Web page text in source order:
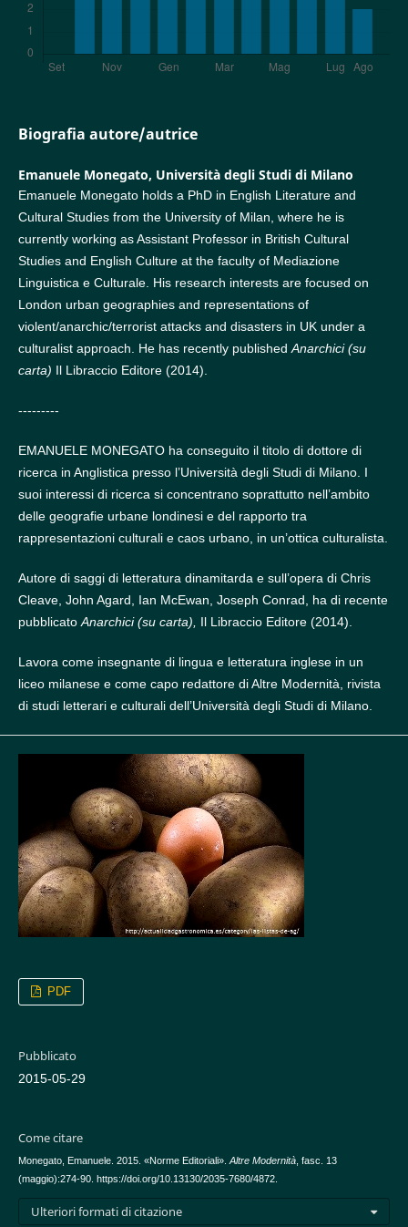
Biografia autore/autrice
Emanuele Monegato, Università degli Studi di Milano
Emanuele Monegato holds a PhD in English Literature and
Cultural Studies from the University of Milan, where he is
currently working as Assistant Professor in British Cultural
Studies and English Culture at the faculty of Mediazione
Linguistica e Culturale. His research interests are focused on
London urban geographies and representations of
violent/anarchic/terrorist attacks and disasters in UK under a
culturalist approach. He has recently published Anarchici (su
carta) Il Libraccio Editore (2014).
---------
EMANUELE MONEGATO ha conseguito il titolo di dottore di
ricerca in Anglistica presso l’Università degli Studi di Milano. I
suoi interessi di ricerca si concentrano soprattutto nell’ambito
delle geografie urbane londinesi e del rapporto tra
rappresentazioni culturali e caos urbano, in un’ottica culturalista.
Autore di saggi di letteratura dinamitarda e sull’opera di Chris
Cleave, John Agard, Ian McEwan, Joseph Conrad, ha di recente
pubblicato Anarchici (su carta), Il Libraccio Editore (2014).
Lavora come insegnante di lingua e letteratura inglese in un
liceo milanese e come capo redattore di Altre Modernità, rivista
di studi letterari e culturali dell’Università degli Studi di Milano.
PDF
Pubblicato
2015-05-29
Come citare
Monegato, Emanuele. 2015. «Norme Editoriali». Altre Modernità, fasc. 13
(maggio):274-90. https://doi.org/10.13130/2035-7680/4872.
Ulteriori formati di citazione